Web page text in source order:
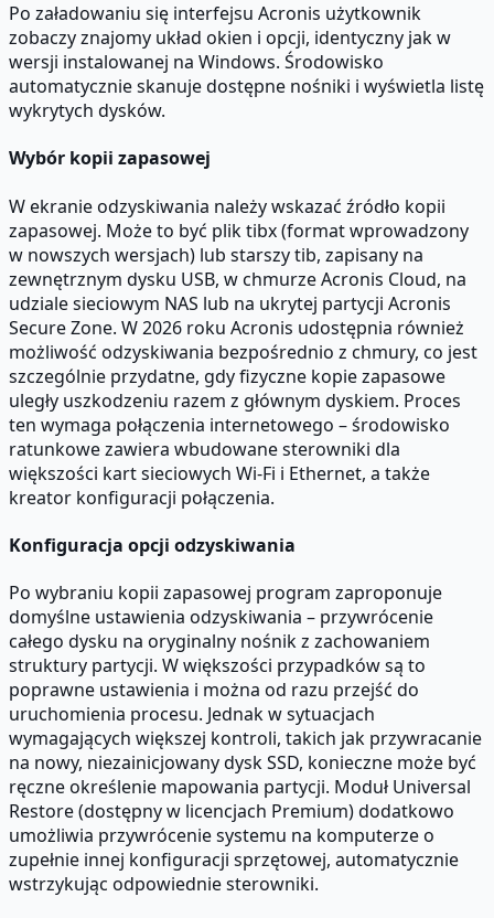
Po załadowaniu się interfejsu Acronis użytkownik
zobaczy znajomy układ okien i opcji, identyczny jak w
wersji instalowanej na Windows. Środowisko
automatycznie skanuje dostępne nośniki i wyświetla listę
wykrytych dysków.
Wybór kopii zapasowej
W ekranie odzyskiwania należy wskazać źródło kopii
zapasowej. Może to być plik tibx (format wprowadzony
w nowszych wersjach) lub starszy tib, zapisany na
zewnętrznym dysku USB, w chmurze Acronis Cloud, na
udziale sieciowym NAS lub na ukrytej partycji Acronis
Secure Zone. W 2026 roku Acronis udostępnia również
możliwość odzyskiwania bezpośrednio z chmury, co jest
szczególnie przydatne, gdy fizyczne kopie zapasowe
uległy uszkodzeniu razem z głównym dyskiem. Proces
ten wymaga połączenia internetowego – środowisko
ratunkowe zawiera wbudowane sterowniki dla
większości kart sieciowych Wi-Fi i Ethernet, a także
kreator konfiguracji połączenia.
Konfiguracja opcji odzyskiwania
Po wybraniu kopii zapasowej program zaproponuje
domyślne ustawienia odzyskiwania – przywrócenie
całego dysku na oryginalny nośnik z zachowaniem
struktury partycji. W większości przypadków są to
poprawne ustawienia i można od razu przejść do
uruchomienia procesu. Jednak w sytuacjach
wymagających większej kontroli, takich jak przywracanie
na nowy, niezainicjowany dysk SSD, konieczne może być
ręczne określenie mapowania partycji. Moduł Universal
Restore (dostępny w licencjach Premium) dodatkowo
umożliwia przywrócenie systemu na komputerze o
zupełnie innej konfiguracji sprzętowej, automatycznie
wstrzykując odpowiednie sterowniki.